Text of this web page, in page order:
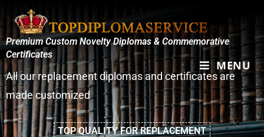
MENU
Premium Custom Novelty Diplomas & Commemorative
Certificates
All our replacement diplomas and certificates are
made customized
TOP QUALITY FOR REPLACEMENT